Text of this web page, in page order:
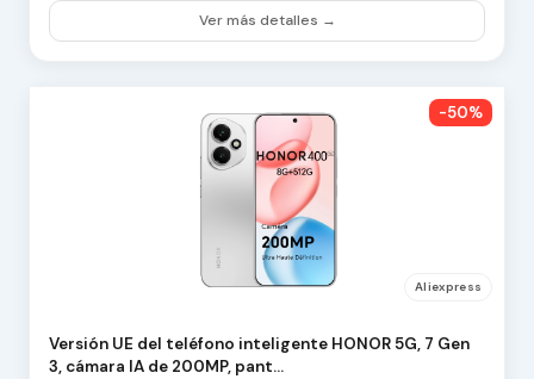
Ver más detalles →
-50%
Aliexpress
Versión UE del teléfono inteligente HONOR 5G, 7 Gen
3, cámara IA de 200MP, pant…